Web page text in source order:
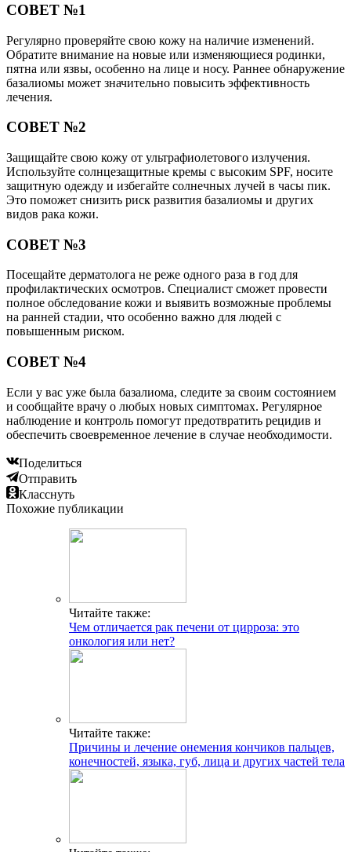
СОВЕТ №1
Регулярно проверяйте свою кожу на наличие изменений.
Обратите внимание на новые или изменяющиеся родинки,
пятна или язвы, особенно на лице и носу. Раннее обнаружение
базалиомы может значительно повысить эффективность
лечения.
СОВЕТ №2
Защищайте свою кожу от ультрафиолетового излучения.
Используйте солнцезащитные кремы с высоким SPF, носите
защитную одежду и избегайте солнечных лучей в часы пик.
Это поможет снизить риск развития базалиомы и других
видов рака кожи.
СОВЕТ №3
Посещайте дерматолога не реже одного раза в год для
профилактических осмотров. Специалист сможет провести
полное обследование кожи и выявить возможные проблемы
на ранней стадии, что особенно важно для людей с
повышенным риском.
СОВЕТ №4
Если у вас уже была базалиома, следите за своим состоянием
и сообщайте врачу о любых новых симптомах. Регулярное
наблюдение и контроль помогут предотвратить рецидив и
обеспечить своевременное лечение в случае необходимости.
Поделиться
Отправить
Класснуть
Похожие публикации
Читайте также:
Чем отличается рак печени от цирроза: это
онкология или нет?
Читайте также:
Причины и лечение онемения кончиков пальцев,
конечностей, языка, губ, лица и других частей тела